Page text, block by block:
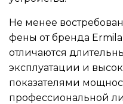
Не менее
фены от бренда
отличаются
эксплуатации и
показателями
профессиональной